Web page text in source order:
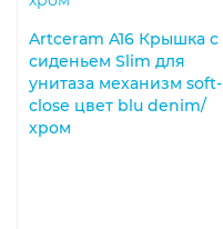
Artceram A16 Крышка с
сиденьем Slim для
унитаза механизм soft-
close цвет blu denim/
хром